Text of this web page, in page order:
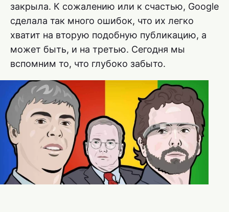
закрыла. К сожалению или к счастью, Google
сделала так много ошибок, что их легко
хватит на вторую подобную публикацию, а
может быть, и на третью. Сегодня мы
вспомним то, что глубоко забыто.